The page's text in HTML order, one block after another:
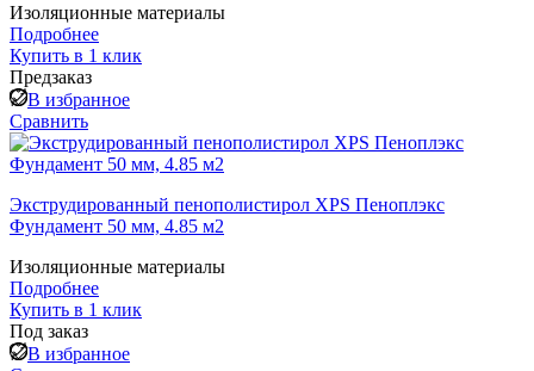
Изоляционные материалы
Подробнее
Купить в 1 клик
Предзаказ
В избранное
Сравнить
Экструдированный пенополистирол XPS Пеноплэкс
Фундамент 50 мм, 4.85 м2
Изоляционные материалы
Подробнее
Купить в 1 клик
Под заказ
В избранное